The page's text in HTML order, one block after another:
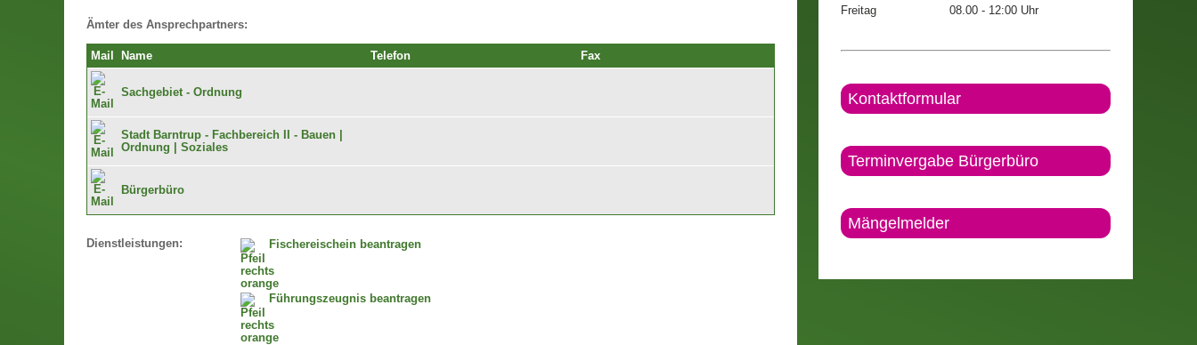
Ämter des Ansprechpartners:
Mail Name Telefon Fax
Sachgebiet - Ordnung
Stadt Barntrup - Fachbereich II - Bauen |
Ordnung | Soziales
Bürgerbüro
Dienstleistungen: Fischereischein beantragen
Führungszeugnis beantragen
Freitag
08.00 - 12:00 Uhr
Kontaktformular
Terminvergabe Bürgerbüro
Mängelmelder